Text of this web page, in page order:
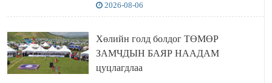
2026-08-06
Хөлийн голд болдог ТӨМӨР
ЗАМЧДЫН БАЯР НААДАМ
цуцлагдлаа